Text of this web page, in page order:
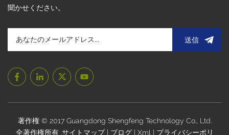
くて厚くなります。 ×より高いコスト： G+Gパネルの製造プ
結果、それらはより高価になる傾向があります。アプリケー
ション：自動車ディスプレイ： G+GタッチパネルSは、車両
内の振動と温度の変動に耐え、ドライバーと乗客に高品質の
ッチパネルSは、偶発的な影響や大まかなハンドリングの影
響を受ける厳しい環境で確実に動作できることを保証しま
側のセニョール層は、通常、ポリエチレンテレフタレート
（PET）で作られた柔軟なフィルムです。このフィルムは、
聞かせください。
送信
著作権 © 2017 Guangdong Shengfeng Technology Co., Ltd.
全著作権所有 . サイトマップ ブログ Xml プライバシーポリ